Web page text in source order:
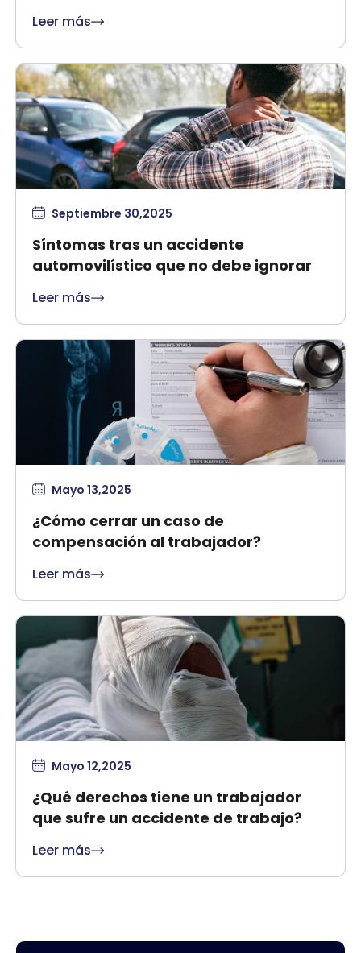
Leer más
Septiembre 30,2025
Síntomas tras un accidente
automovilístico que no debe ignorar
Leer más
Mayo 13,2025
¿Cómo cerrar un caso de
compensación al trabajador?
Leer más
Mayo 12,2025
¿Qué derechos tiene un trabajador
que sufre un accidente de trabajo?
Leer más